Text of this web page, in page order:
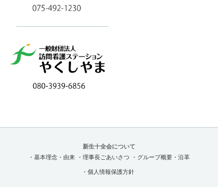
新生十全会について
・基本理念・由来
・理事長ごあいさつ ・グループ概要・沿革
・個人情報保護方針